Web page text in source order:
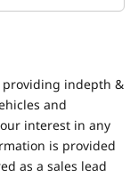
providing indepth &
and
interest in any
is provided
as a sales lead